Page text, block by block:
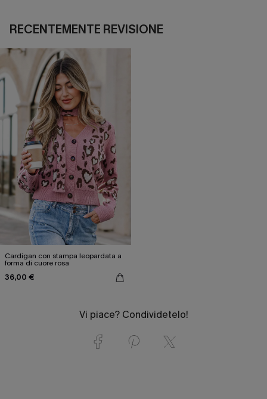
RECENTEMENTE REVISIONE
Cardigan con stampa leopardata a
forma di cuore rosa
36,00 €
Vi piace? Condividetelo!